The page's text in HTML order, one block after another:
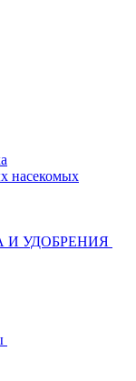
насекомых
УДОБРЕНИЯ